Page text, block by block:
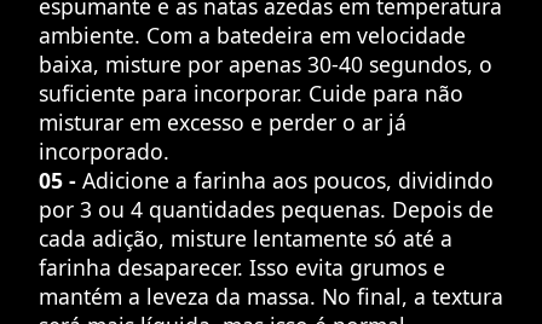
espumante e as natas azedas em temperatura
ambiente. Com a batedeira em velocidade
baixa, misture por apenas 30-40 segundos, o
suficiente para incorporar. Cuide para não
misturar em excesso e perder o ar já
incorporado.
05 - Adicione a farinha aos poucos, dividindo
por 3 ou 4 quantidades pequenas. Depois de
cada adição, misture lentamente só até a
farinha desaparecer. Isso evita grumos e
mantém a leveza da massa. No final, a textura